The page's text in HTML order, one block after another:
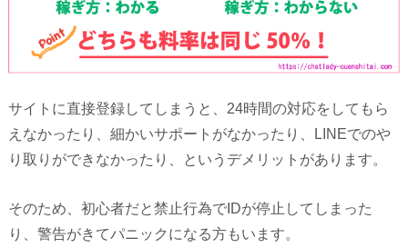
サイトに直接登録してしまうと、24時間の対応をしてもら
えなかったり、細かいサポートがなかったり、LINEでのや
り取りができなかったり、というデメリットがあります。
そのため、初心者だと禁止行為でIDが停止してしまった
り、警告がきてパニックになる方もいます。